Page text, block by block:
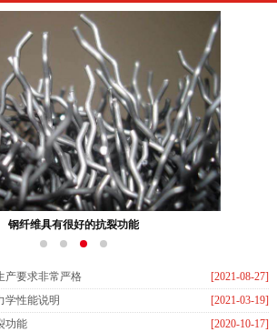
钢纤维具有很好的抗裂功能
[2021-08-27]
产要求非常严格
[2021-03-19]
学性能说明
[2020-10-17]
功能